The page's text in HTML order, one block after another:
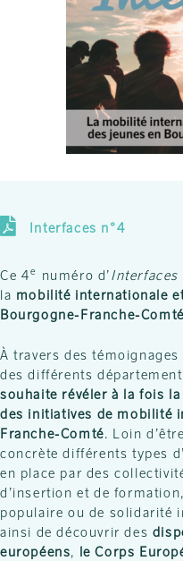
Interfaces n°4
Ce 4e numéro d’Interfaces
la mobilité internationale
Bourgogne-Franche-
À travers des
des différents
souhaite révéler à la fois
des initiatives de mobilité
Franche-Comté. Loin
concrète différents types
en place par des
d’insertion et de
populaire ou de solidarité
ainsi de découvrir des
européens, le Corps